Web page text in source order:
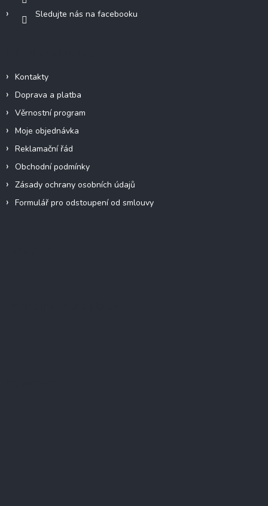
Sledujte nás na facebooku
Kontakty
Doprava a platba
Věrnostní program
Moje objednávka
Reklamační řád
Obchodní podmínky
Zásady ochrany osobních údajů
Formulář pro odstoupení od smlouvy